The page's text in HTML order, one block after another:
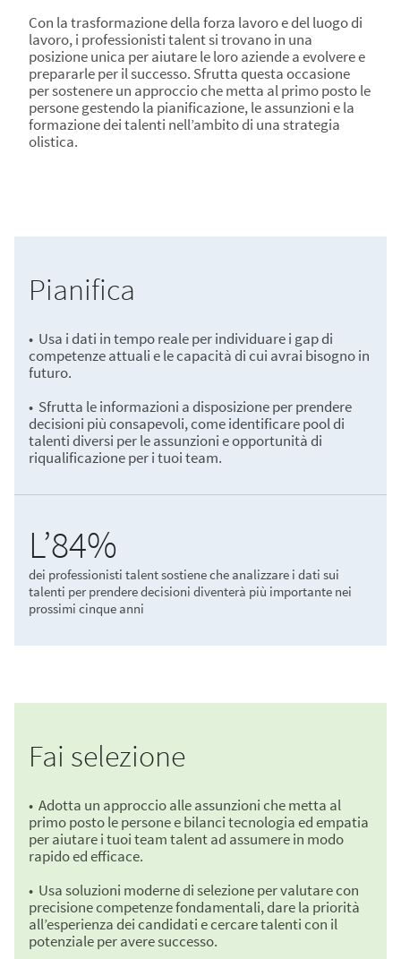
Con la trasformazione della forza lavoro e del luogo di
lavoro, i professionisti talent si trovano in una
posizione unica per aiutare le loro aziende a evolvere e
prepararle per il successo. Sfrutta questa occasione
per sostenere un approccio che metta al primo posto le
persone gestendo la pianificazione, le assunzioni e la
formazione dei talenti nell’ambito di una strategia
olistica.
Pianifica
• Usa i dati in tempo reale per individuare i gap di
competenze attuali e le capacità di cui avrai bisogno in
futuro.
• Sfrutta le informazioni a disposizione per prendere
decisioni più consapevoli, come identificare pool di
talenti diversi per le assunzioni e opportunità di
riqualificazione per i tuoi team.
L’84%
dei professionisti talent sostiene che analizzare i dati sui
talenti per prendere decisioni diventerà più importante nei
prossimi cinque anni​
Fai selezione
• Adotta un approccio alle assunzioni che metta al
primo posto le persone e bilanci tecnologia ed empatia
per aiutare i tuoi team talent ad assumere in modo
rapido ed efficace.
• Usa soluzioni moderne di selezione per valutare con
precisione competenze fondamentali, dare la priorità
all’esperienza dei candidati e cercare talenti con il
potenziale per avere successo.